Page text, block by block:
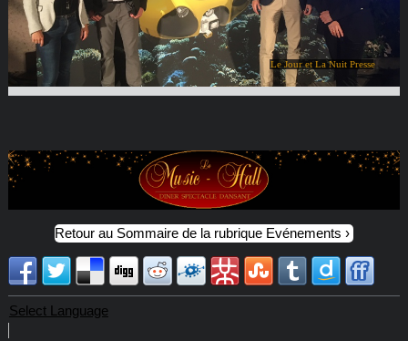
Le Jour et La Nuit Presse
Retour au Sommaire de la rubrique Evénements
Select Language